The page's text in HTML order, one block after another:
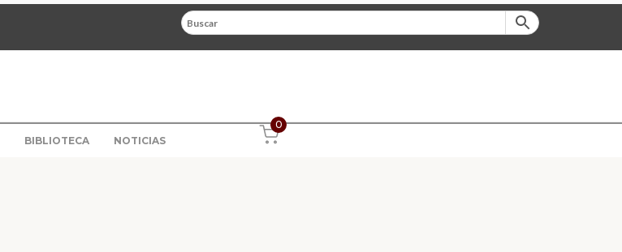
BIBLIOTECA NOTICIAS
0